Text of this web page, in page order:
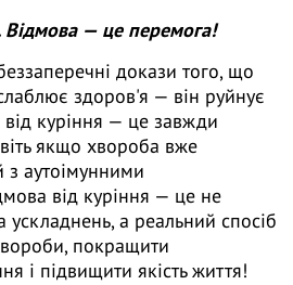
— це перемога!
докази того, що
здоров'я — він руйнує
куріння — це завжди
якщо хвороба вже
аутоімунними
від куріння — це не
ускладнень, а реальний спосіб
покращити
і підвищити якість життя!